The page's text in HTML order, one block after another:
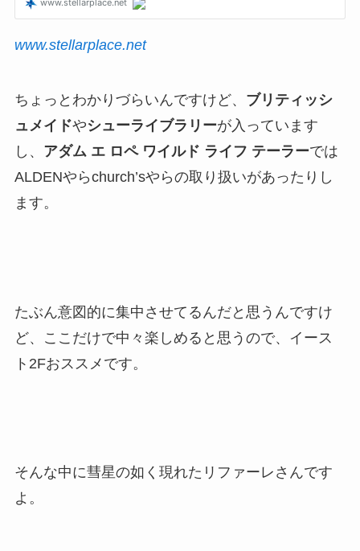
www.stellarplace.net
ちょっとわかりづらいんですけど、 ブリティッシ
ュメイドやシューライブラリーが入っています
し、 アダム エ ロペ ワイルド ライフ テーラーでは
ALDENやらchurch’sやらの取り扱いがあったりし
ます。
たぶん意図的に集中させてるんだと思うんですけ
ど、ここだけで中々楽しめると思うので、イース
ト2Fおススメです。
そんな中に彗星の如く現れたリファーレさんです
よ。